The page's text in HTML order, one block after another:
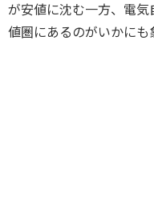
が安値に沈む一方、電
値圏にあるのがいかにも